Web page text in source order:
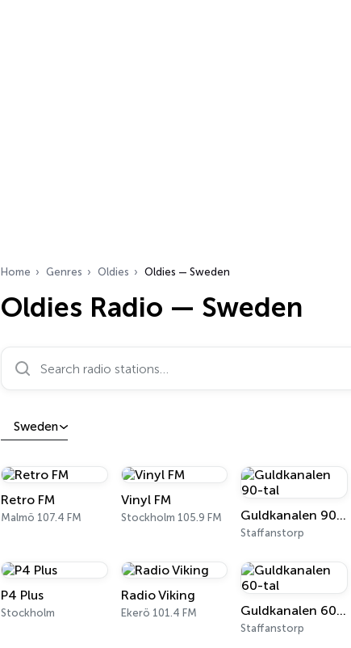
Home Genres Oldies Oldies — Sweden
Oldies Radio — Sweden
Search radio stations…
Sweden
Retro FM
Malmö 107.4 FM
Vinyl FM
Stockholm 105.9 FM Guldkanalen 90-tal
Staffanstorp
P4 Plus
Stockholm
Radio Viking
Ekerö 101.4 FM Guldkanalen 60-tal
Staffanstorp